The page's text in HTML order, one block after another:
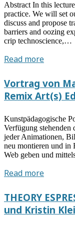
Abstract In this
practice. We will set
discuss and propose
barriers and oozing
crip technoscience,…
Read moreVortrag
MELT
(Loren
Britton
Isabel
Paehr)
am
access,
Vortrag von
Remix Art(s)
Kunstpädagogische
Verfügung stehenden
jeder Animationen,
neu montieren und in
Web geben und
Read moreVortrag
Manuel
Zahn
am
THEORY
und Kristin